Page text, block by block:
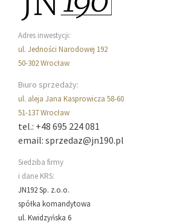
Adres inwestycji:
ul. Jedności Narodowej 192
50-302 Wrocław
Biuro sprzedaży:
ul. aleja Jana Kasprowicza 58-60
51-137 Wrocław
tel.: +48 695 224 081
email: sprzedaz@jn190.pl
Siedziba firmy
i dane KRS:
JN192 Sp. z.o.o.
spółka komandytowa
ul. Kwidzyńska 6